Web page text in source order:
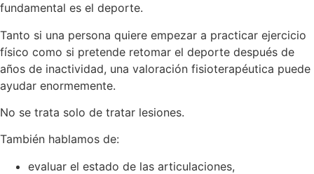
fundamental es el deporte.
Tanto si una persona quiere empezar a practicar ejercicio
físico como si pretende retomar el deporte después de
años de inactividad, una valoración fisioterapéutica puede
ayudar enormemente.
No se trata solo de tratar lesiones.
También hablamos de:
evaluar el estado de las articulaciones,